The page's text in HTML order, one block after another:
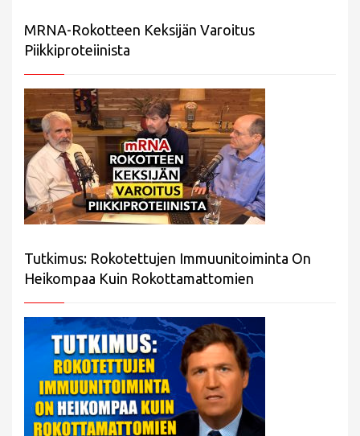
MRNA-Rokotteen Keksijän Varoitus
Piikkiproteiinista
Tutkimus: Rokotettujen Immuunitoiminta On
Heikompaa Kuin Rokottamattomien